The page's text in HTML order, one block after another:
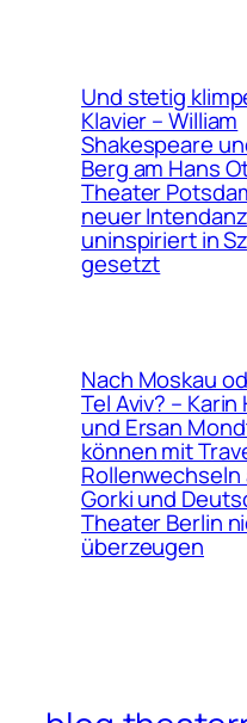
Und stetig
Klavier – William
Shakespeare
Berg am Hans
Theater
neuer
uninspiriert in
gesetzt
Nach Moskau
Tel Aviv? – Karin
und Ersan
können mit
Rollenwechseln
Gorki und
Theater Berlin
überzeugen